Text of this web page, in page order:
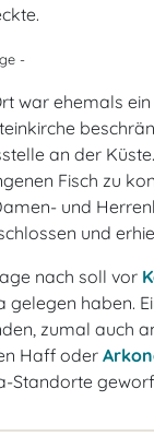
-
war ehemals
an der
Fisch zu
und
und
nach soll vor
gelegen haben.
zumal auch
Haff oder
Standorte